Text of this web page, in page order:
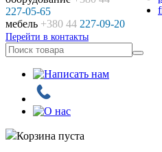
227-05-65
мебель +380 44 227-09-20
Перейти в контакты
Корзина пуста